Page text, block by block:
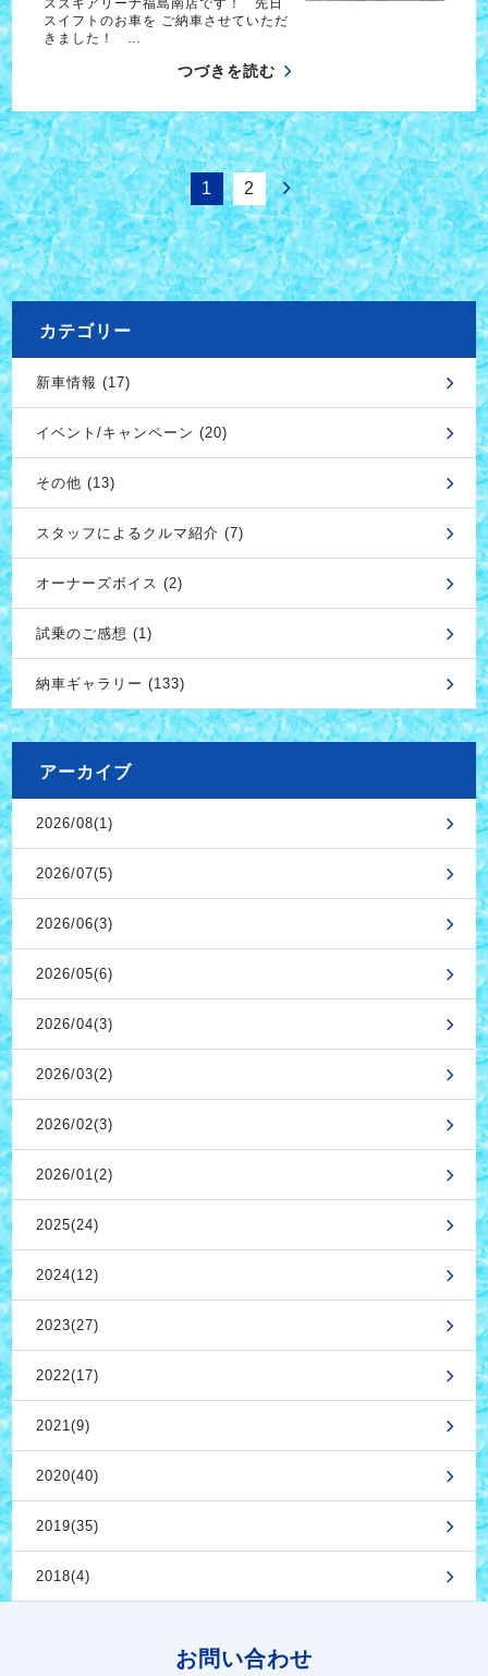
スズキアリーナ福島南店です！ 先日
スイフトのお車を ご納車させていただ
きました！ …
つづきを読む
1 2
カテゴリー
新車情報 (17)
イベント/キャンペーン (20)
その他 (13)
スタッフによるクルマ紹介 (7)
オーナーズボイス (2)
試乗のご感想 (1)
納車ギャラリー (133)
アーカイブ
2026/08(1)
2026/07(5)
2026/06(3)
2026/05(6)
2026/04(3)
2026/03(2)
2026/02(3)
2026/01(2)
2025(24)
2024(12)
2023(27)
2022(17)
2021(9)
2020(40)
2019(35)
2018(4)
お問い合わせ